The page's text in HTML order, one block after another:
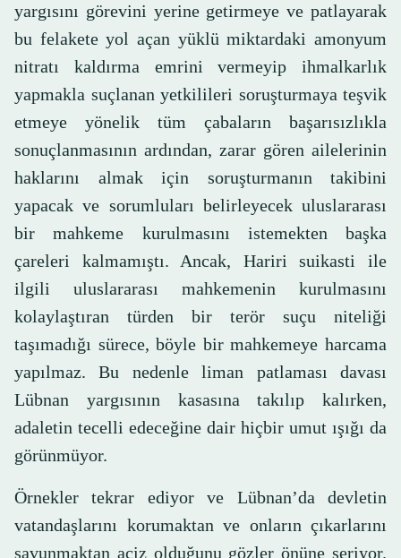
yargısını görevini yerine getirmeye ve patlayarak
bu felakete yol açan yüklü miktardaki amonyum
nitratı kaldırma emrini vermeyip ihmalkarlık
yapmakla suçlanan yetkilileri soruşturmaya teşvik
etmeye yönelik tüm çabaların başarısızlıkla
sonuçlanmasının ardından, zarar gören ailelerinin
haklarını almak için soruşturmanın takibini
yapacak ve sorumluları belirleyecek uluslararası
bir mahkeme kurulmasını istemekten başka
çareleri kalmamıştı. Ancak, Hariri suikasti ile
ilgili uluslararası mahkemenin kurulmasını
kolaylaştıran türden bir terör suçu niteliği
taşımadığı sürece, böyle bir mahkemeye harcama
yapılmaz. Bu nedenle liman patlaması davası
Lübnan yargısının kasasına takılıp kalırken,
adaletin tecelli edeceğine dair hiçbir umut ışığı da
görünmüyor.
Örnekler tekrar ediyor ve Lübnan’da devletin
vatandaşlarını korumaktan ve onların çıkarlarını
savunmaktan aciz olduğunu gözler önüne seriyor.